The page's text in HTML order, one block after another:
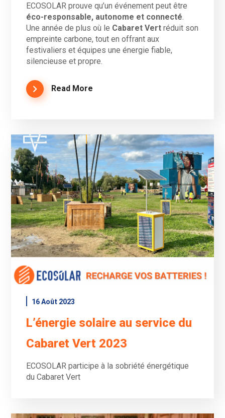
ECOSOLAR prouve qu’un événement peut être
éco-responsable, autonome et connecté
Une année de plus où le Cabaret Vert réduit son
empreinte carbone, tout en offrant aux
festivaliers et équipes une énergie fiable,
silencieuse et propre.
Read More
16 Août 2023
L’énergie solaire au service du
Cabaret Vert 2023
ECOSOLAR participe à la sobriété énergétique
du Cabaret Vert